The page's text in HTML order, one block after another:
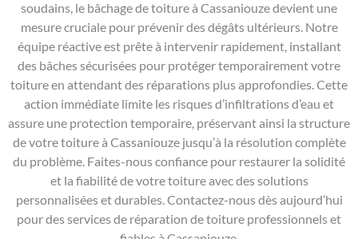
soudains, le bâchage de toiture à Cassaniouze devient une
mesure cruciale pour prévenir des dégâts ultérieurs. Notre
équipe réactive est prête à intervenir rapidement, installant
des bâches sécurisées pour protéger temporairement votre
toiture en attendant des réparations plus approfondies. Cette
action immédiate limite les risques d’infiltrations d’eau et
assure une protection temporaire, préservant ainsi la structure
de votre toiture à Cassaniouze jusqu’à la résolution complète
du problème. Faites-nous confiance pour restaurer la solidité
et la fiabilité de votre toiture avec des solutions
personnalisées et durables. Contactez-nous dès aujourd’hui
pour des services de réparation de toiture professionnels et